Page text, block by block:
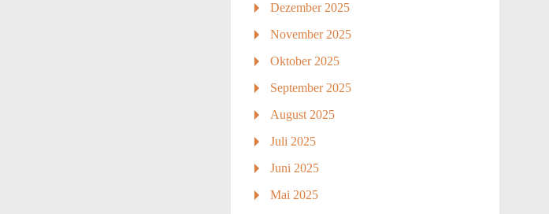
Dezember 2025
November 2025
Oktober 2025
September 2025
August 2025
Juli 2025
Juni 2025
Mai 2025